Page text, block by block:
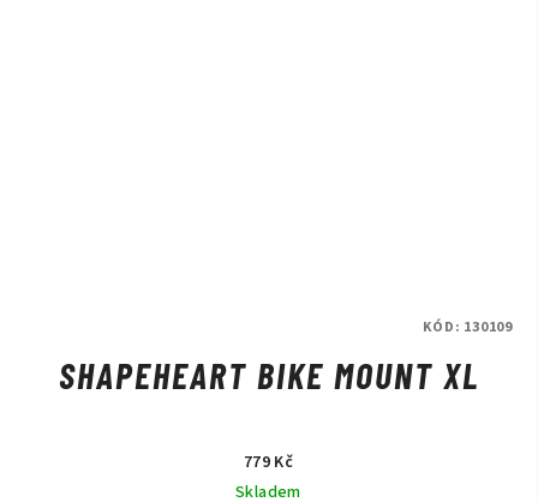
SHAPEHEART BIKE MOUNT XL
779 Kč
Skladem
KÓD: 130109